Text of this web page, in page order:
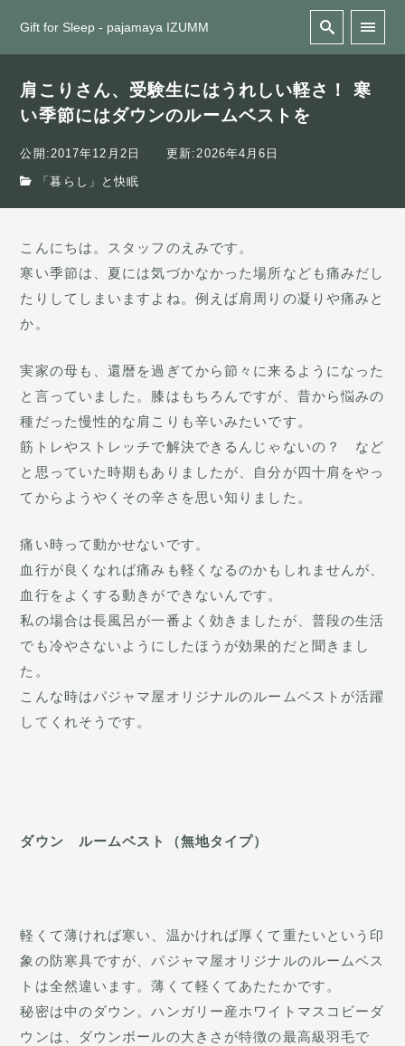
Gift for Sleep - pajamaya IZUMM
肩こりさん、受験生にはうれしい軽さ！ 寒
い季節にはダウンのルームベストを
公開:2017年12月2日 更新:2026年4月6日
「暮らし」と快眠
こんにちは。スタッフのえみです。
寒い季節は、夏には気づかなかった場所なども痛みだし
たりしてしまいますよね。例えば肩周りの凝りや痛みと
か。
実家の母も、還暦を過ぎてから節々に来るようになった
と言っていました。膝はもちろんですが、昔から悩みの
種だった慢性的な肩こりも辛いみたいです。
筋トレやストレッチで解決できるんじゃないの？ など
と思っていた時期もありましたが、自分が四十肩をやっ
てからようやくその辛さを思い知りました。
痛い時って動かせないです。
血行が良くなれば痛みも軽くなるのかもしれませんが、
血行をよくする動きができないんです。
私の場合は長風呂が一番よく効きましたが、普段の生活
でも冷やさないようにしたほうが効果的だと聞きまし
た。
こんな時はパジャマ屋オリジナルのルームベストが活躍
してくれそうです。
ダウン ルームベスト（無地タイプ）
軽くて薄ければ寒い、温かければ厚くて重たいという印
象の防寒具ですが、パジャマ屋オリジナルのルームベス
トは全然違います。薄くて軽くてあたたかです。
秘密は中のダウン。ハンガリー産ホワイトマスコビーダ
ウンは、ダウンボールの大きさが特徴の最高級羽毛で